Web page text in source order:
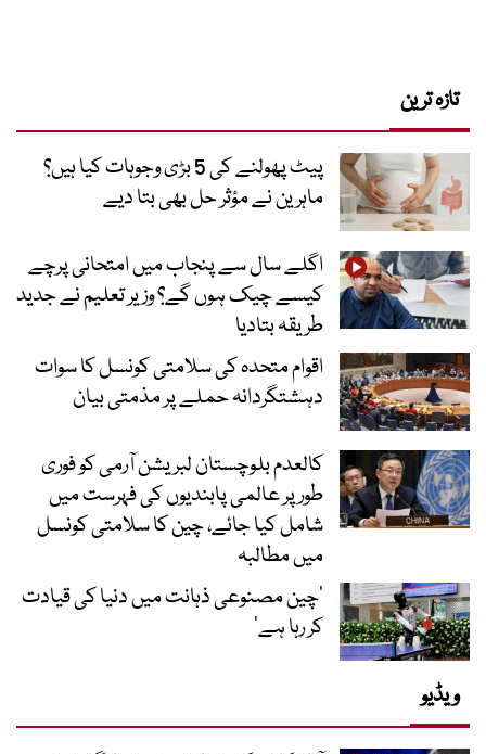
تازہ ترین
پیٹ پھولنے کی 5 بڑی وجوہات کیا ہیں؟
ماہرین نے مؤثر حل بھی بتا دیے
اگلے سال سے پنجاب میں امتحانی پرچے
کیسے چیک ہوں گے؟ وزیر تعلیم نے جدید
طریقہ بتادیا
اقوام متحدہ کی سلامتی کونسل کا سوات
دہشتگردانہ حملے پر مذمتی بیان
کالعدم بلوچستان لبریشن آرمی کو فوری
طور پر عالمی پابندیوں کی فہرست میں
شامل کیا جائے، چین کا سلامتی کونسل
میں مطالبہ
’چین مصنوعی ذہانت میں دنیا کی قیادت
کر رہا ہے‘
ویڈیو